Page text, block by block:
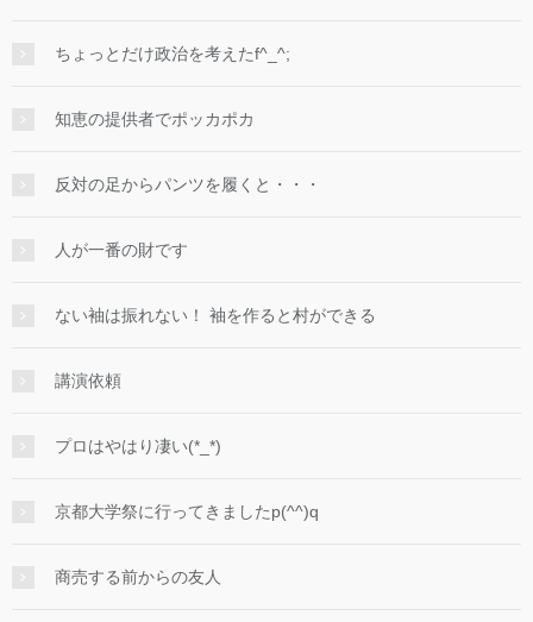
ちょっとだけ政治を考えたf^_^;
知恵の提供者でポッカポカ
反対の足からパンツを履くと・・・
人が一番の財です
ない袖は振れない！ 袖を作ると村ができる
講演依頼
プロはやはり凄い(*_*)
京都大学祭に行ってきましたp(^^)q
商売する前からの友人